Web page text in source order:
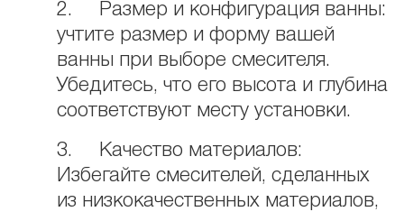
2. Размер и конфигурация ванны:
учтите размер и форму вашей
ванны при выборе смесителя.
Убедитесь, что его высота и глубина
соответствуют месту установки.
3. Качество материалов:
Избегайте смесителей, сделанных
из низкокачественных материалов,